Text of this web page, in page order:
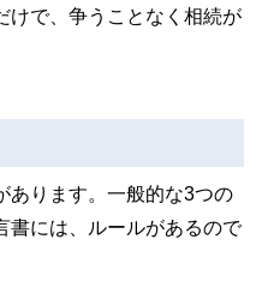
で、争うことなく相続が
あります。一般的な3つの
書には、ルールがあるので